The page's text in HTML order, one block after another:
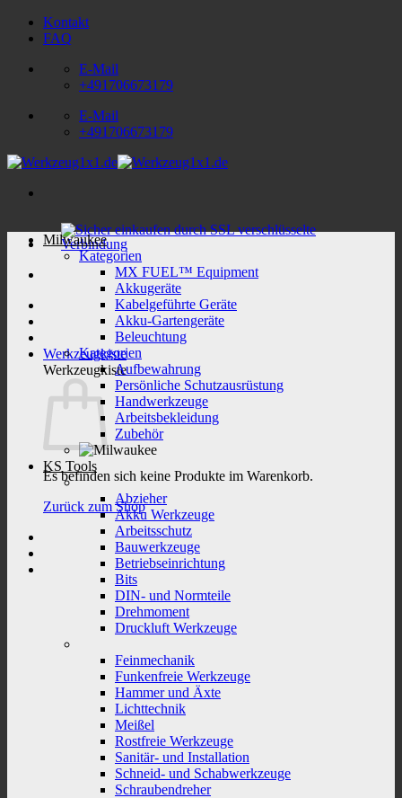
Zum
Inhalt
Kontakt
FAQ
E-Mail
+491706673179
E-Mail
+491706673179
Werkzeugkiste
Werkzeugkiste
Es befinden sich keine Produkte im Warenkorb.
Zurück zum Shop
Milwaukee
Kategorien
MX FUEL™ Equipment
Akkugeräte
Kabelgeführte Geräte
Akku-Gartengeräte
Beleuchtung
Kategorien
Aufbewahrung
Persönliche Schutzausrüstung
Handwerkzeuge
Arbeitsbekleidung
Zubehör
KS Tools
Abzieher
Akku Werkzeuge
Arbeitsschutz
Bauwerkzeuge
Betriebseinrichtung
Bits
DIN- und Normteile
Drehmoment
Druckluft Werkzeuge
Feinmechanik
Funkenfreie Werkzeuge
Hammer und Äxte
Lichttechnik
Meißel
Rostfreie Werkzeuge
Sanitär- und Installation
Schneid- und Schabwerkzeuge
Schraubendreher